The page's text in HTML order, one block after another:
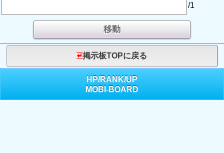
/1
掲示板TOPに戻る
HP/RANK/UP
MOBI-BOARD